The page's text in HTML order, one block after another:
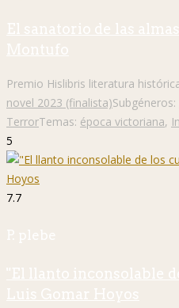
El sanatorio de las
Montufo
Premio Hislibris literatura
novel 2023 (finalista)Subgéneros:
TerrorTemas: época victoriana,
5
7.7
P. plebe
"El llanto inconsolable
Luis Gomar Hoyos